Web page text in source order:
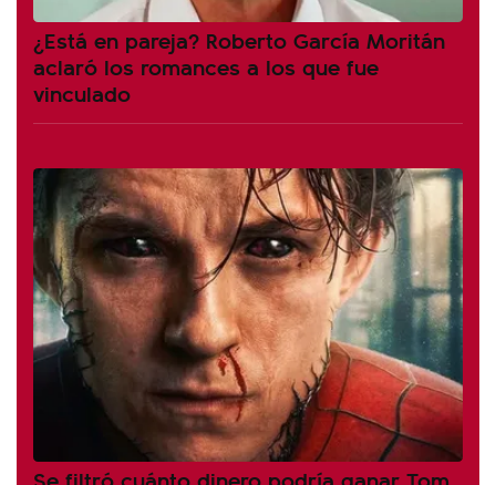
¿Está en pareja? Roberto García Moritán
aclaró los romances a los que fue
vinculado